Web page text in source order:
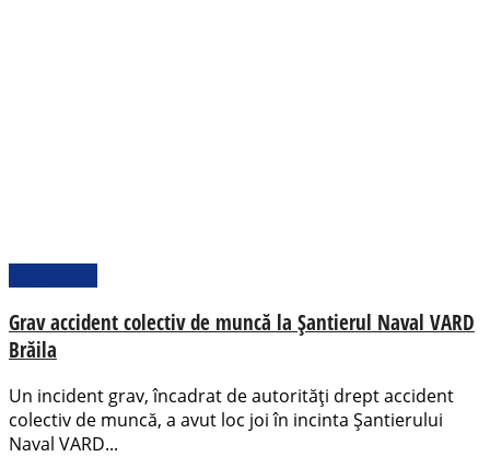
Grav accident colectiv de muncă la Șantierul Naval VARD
Brăila
Un incident grav, încadrat de autorități drept accident
colectiv de muncă, a avut loc joi în incinta Șantierului
Naval VARD...